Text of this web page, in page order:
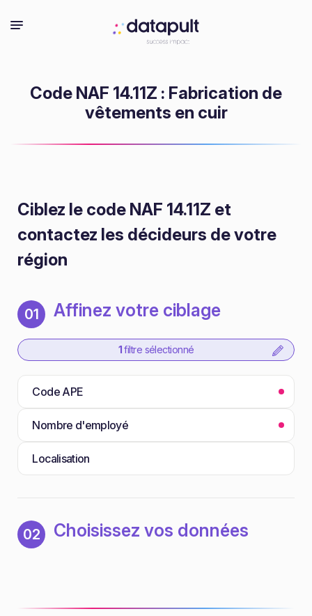
Code NAF 14.11Z : Fabrication de
vêtements en cuir
Ciblez le code NAF 14.11Z et
contactez les décideurs de votre
région
01 Affinez votre ciblage
1 filtre sélectionné
Code APE
Nombre d'employé
Localisation
02 Choisissez vos données